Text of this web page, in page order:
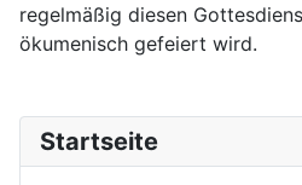
Startseite
regelmäßig diesen
ökumenisch gefeiert wird.